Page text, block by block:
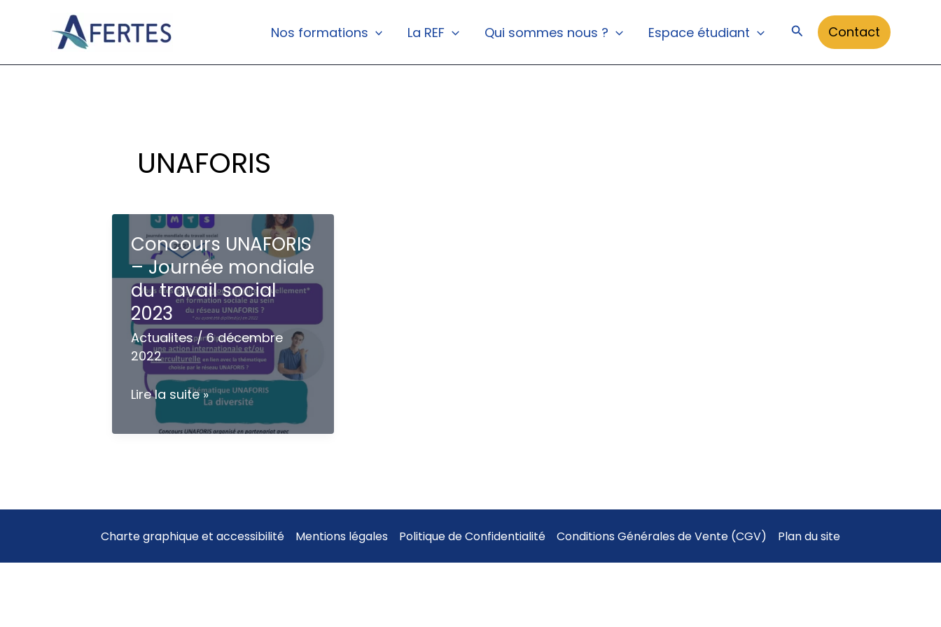
Nos formations La REF Qui sommes nous ? Espace étudiant Rechercher
Contact
UNAFORIS
Concours UNAFORIS
– Journée mondiale
du travail social
2023
Actualites/6 décembre
2022
Concours
UNAFORIS
–
travail
social
Lire la suite »
Charte graphique et accessibilité Mentions légales Politique de Confidentialité Conditions Générales de Vente (CGV) Plan du site